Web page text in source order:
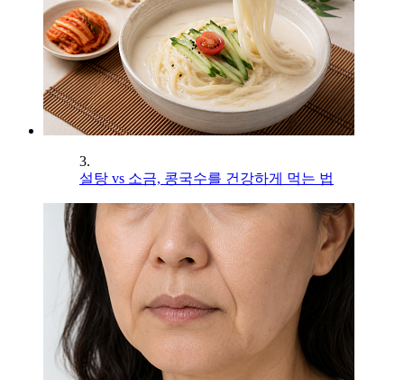
3.
설탕 vs 소금, 콩국수를 건강하게 먹는 법